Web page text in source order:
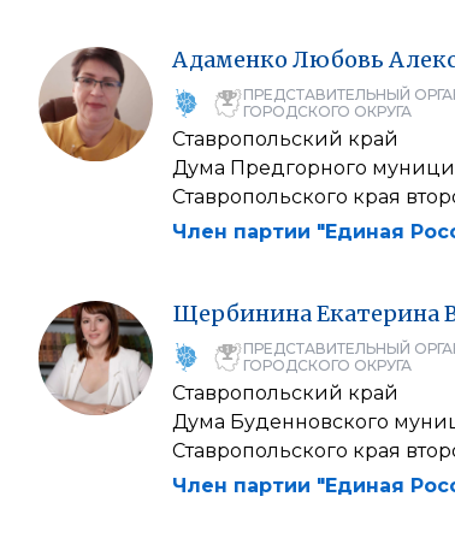
Адаменко Любовь
ПРЕДСТАВИТЕЛЬНЫЙ
ГОРОДСКОГО ОКРУГА
Ставропольский край
Дума Предгорного
Ставропольского края
Член партии "Единая
ЩербининаЕкатерина
ПРЕДСТАВИТЕЛЬНЫЙ
ГОРОДСКОГО ОКРУГА
Ставропольский край
Дума Буденновского
Ставропольского края
Член партии "Единая